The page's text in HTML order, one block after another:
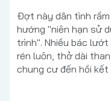
Đợt này dân tình
hướng "niên hạn sử
trình". Nhiều bác
rén luôn, thở dài
chung cư đến hồi kết